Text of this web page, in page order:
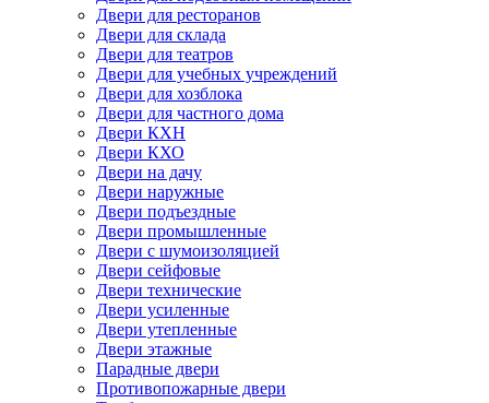
Двери для ресторанов
Двери для склада
Двери для театров
Двери для учебных учреждений
Двери для хозблока
Двери для частного дома
Двери КХН
Двери КХО
Двери на дачу
Двери наружные
Двери подъездные
Двери промышленные
Двери с шумоизоляцией
Двери сейфовые
Двери технические
Двери усиленные
Двери утепленные
Двери этажные
Парадные двери
Противопожарные двери